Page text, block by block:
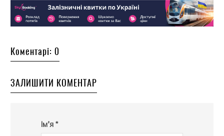
Коментарі: 0
ЗАЛИШИТИ КОМЕНТАР
Ім’я *